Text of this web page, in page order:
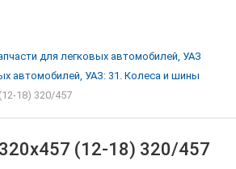
для легковых автомобилей, УАЗ
автомобилей, УАЗ: 31. Колеса и шины
18) 320/457
(12-18) 320/457